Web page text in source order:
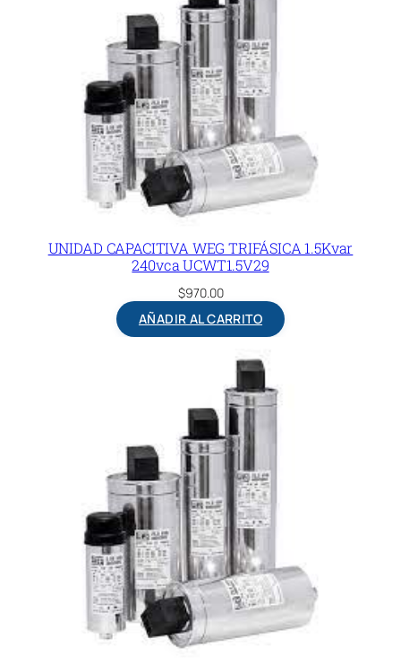
UNIDAD CAPACITIVA WEG TRIFÁSICA 1.5Kvar
240vca UCWT1.5V29
$970.00
AÑADIR AL CARRITO